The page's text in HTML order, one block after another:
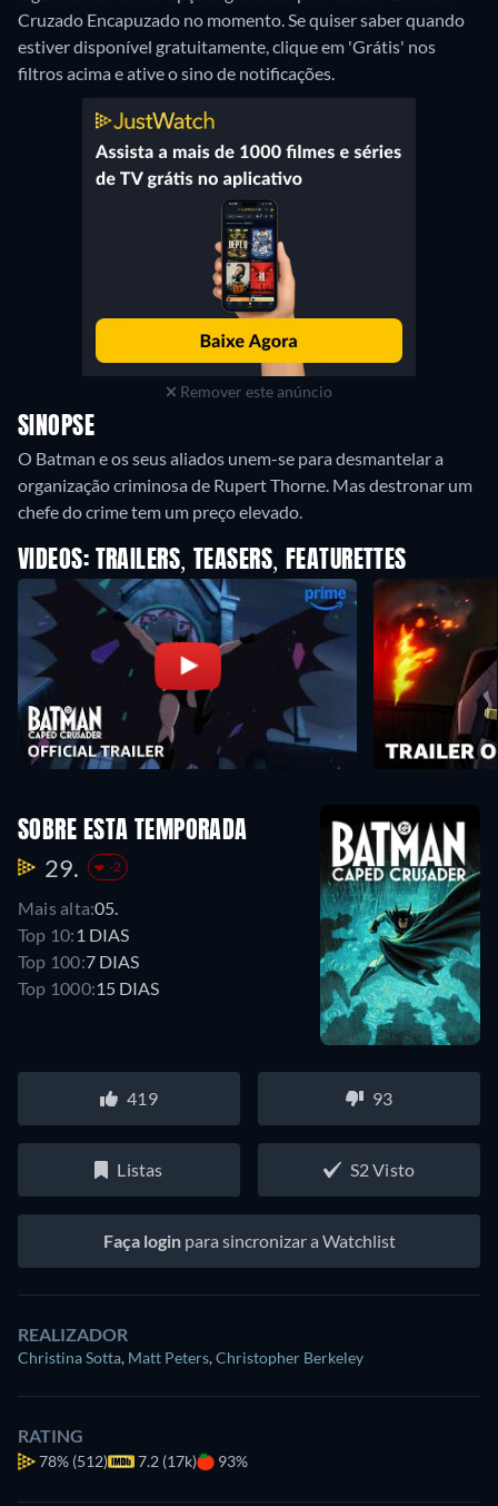
Cruzado Encapuzado no momento. Se quiser saber quando
estiver disponível gratuitamente, clique em 'Grátis' nos
filtros acima e ative o sino de notificações.
Remover este anúncio
SINOPSE
O Batman e os seus aliados unem-se para desmantelar a
organização criminosa de Rupert Thorne. Mas destronar um
chefe do crime tem um preço elevado.
VIDEOS: TRAILERS, TEASERS, FEATURETTES
SOBRE ESTA TEMPORADA
29. -2
Mais alta:05.
Top 10: 1 DIAS
Top 100:7 DIAS
Top 1000:15 DIAS
419 93
Listas S2 Visto
Faça loginpara sincronizar a Watchlist
REALIZADOR
Christina Sotta, Matt Peters,Christopher Berkeley
RATING
78% (512) 7.2 (17k) 93%